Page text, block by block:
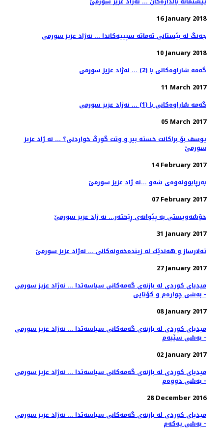
16 January 2018
جه‌نگ له‌ بێستانی ته‌ماته‌ سپییه‌كاندا ... نه‌ژاد عزیز سورمی
10 January 2018
گه‌مه‌ شاراوه‌كانی با (2) ... نه‌ژاد عزیز سورمی
11 March 2017
گه‌مه‌ شاراوه‌كانی با (1) ... نه‌ژاد عزیز سورمی
05 March 2017
یوسف بۆ براكانت خسته‌ بیر و وتت گورگ خواردنی؟ ... نه ژاد عزیز
سورمێ
14 February 2017
به‌رپابوونه‌وه‌ی شه‌و ...نه ژاد عزيز سورمێ
07 February 2017
خۆشه‌ویستی به‌ پێوانه‌ی ڕێخته‌ر... نه ژاد عزیز سورمێ
31 January 2017
ته‌لارساز و هه‌ندێك له‌ زینده‌خه‌ونه‌كانی ... نەژاد عزیز سورمێ
27 January 2017
میدیای كوردی له‌ بازنه‌ی گه‌مه‌كانی سیاسه‌تدا ... نه‌ژاد عزیز سورمی
- به‌شی چواره‌م و كۆتایی
08 January 2017
میدیای كوردی له‌ بازنه‌ی گه‌مه‌كانی سیاسه‌تدا ... نه‌ژاد عزیز سورمی
- به‌شی سێیه‌م
02 January 2017
میدیای كوردی له‌ بازنه‌ی گه‌مه‌كانی سیاسه‌تدا ... نه‌ژاد عزیز سورمی
- به‌شی دووه‌م
28 December 2016
میدیای كوردی له‌ بازنه‌ی گه‌مه‌كانی سیاسه‌تدا ... نه‌ژاد عزیز سورمی
- به‌شی یه‌كه‌م